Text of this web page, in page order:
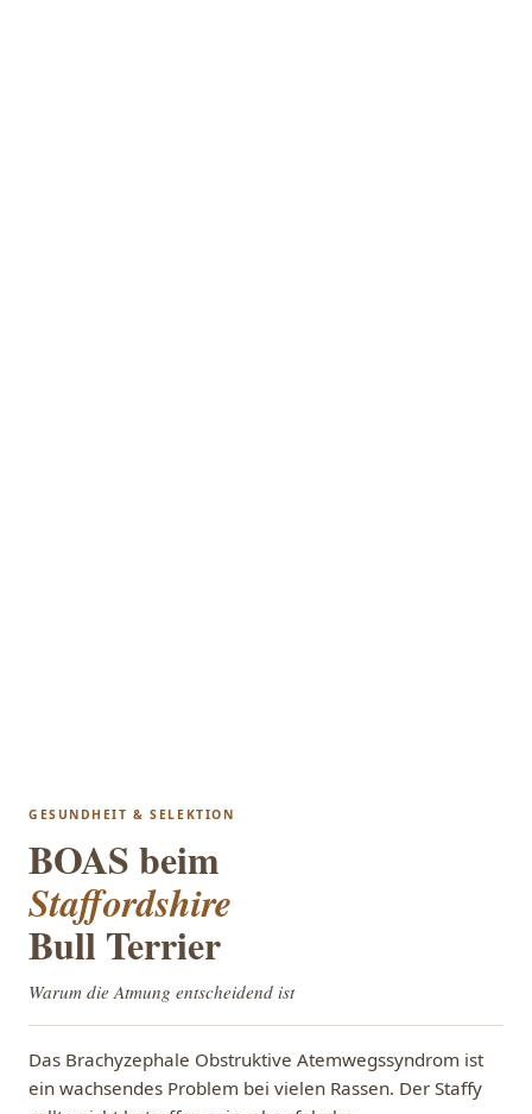
GESUNDHEIT & SELEKTION
BOAS beim
Staffordshire
Bull Terrier
Warum die Atmung entscheidend ist
Das Brachyzephale Obstruktive Atemwegssyndrom ist
ein wachsendes Problem bei vielen Rassen. Der Staffy